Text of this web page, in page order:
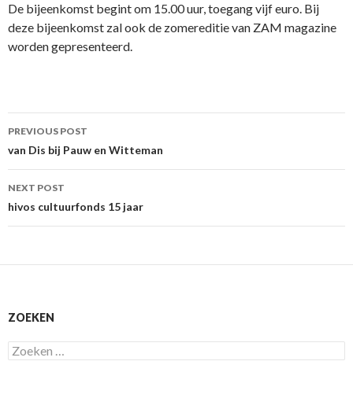
De bijeenkomst begint om 15.00 uur, toegang vijf euro. Bij
deze bijeenkomst zal ook de zomereditie van ZAM magazine
worden gepresenteerd.
Post
navigation
PREVIOUS POST
van Dis bij Pauw en Witteman
NEXT POST
hivos cultuurfonds 15 jaar
ZOEKEN
Zoeken
naar: